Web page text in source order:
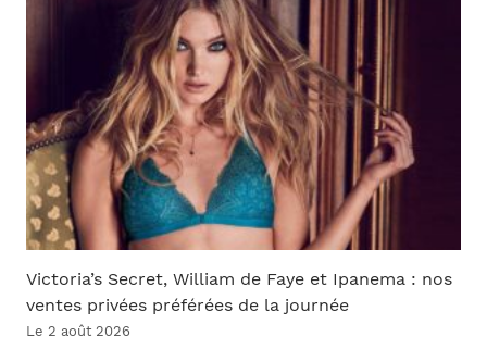
Victoria’s Secret, William de Faye et Ipanema : nos
ventes privées préférées de la journée
Le 2 août 2026